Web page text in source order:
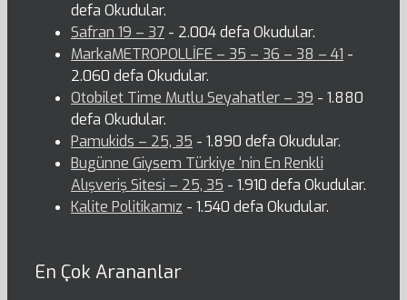
defa Okudular.
Safran 19 – 37 - 2.004 defa Okudular.
MarkaMETROPOLLİFE – 35 – 36 – 38 – 41 -
2.060 defa Okudular.
Otobilet Time Mutlu Seyahatler – 39 - 1.880
defa Okudular.
Pamukids – 25, 35 - 1.890 defa Okudular.
Bugünne Giysem Türkiye ‘nin En Renkli
Alışveriş Sitesi – 25, 35 - 1.910 defa Okudular.
Kalite Politikamız - 1.540 defa Okudular.
En Çok Arananlar